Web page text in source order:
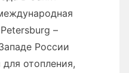
–
России
отопления,